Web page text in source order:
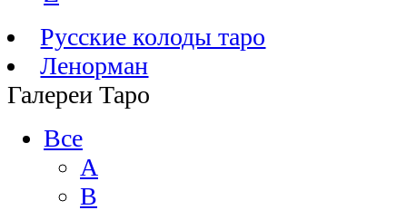
Русские колоды таро
Ленорман
Галереи Таро
Все
A
B